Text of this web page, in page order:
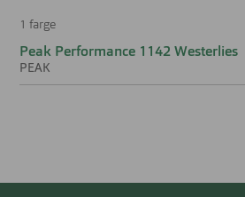
1 farge
Peak Performance 1142 Westerlies
PEAK